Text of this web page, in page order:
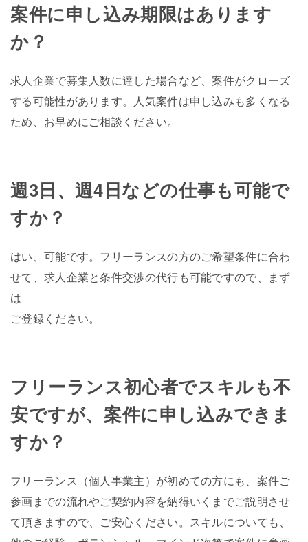
案件に申し込み期限はあります
か？
求人企業で募集人数に達した場合など、案件がクローズ
する可能性があります。人気案件は申し込みも多くなる
ため、お早めにご相談ください。
週3日、週4日などの仕事も可能で
すか？
はい、可能です。フリーランスの方のご希望条件に合わ
せて、求人企業と条件交渉の代行も可能ですので、まず
は
ご登録ください。
フリーランス初心者でスキルも不
安ですが、案件に申し込みできま
すか？
フリーランス（個人事業主）が初めての方にも、案件ご
参画までの流れやご契約内容を納得いくまでご説明させ
て頂きますので、ご安心ください。スキルについても、